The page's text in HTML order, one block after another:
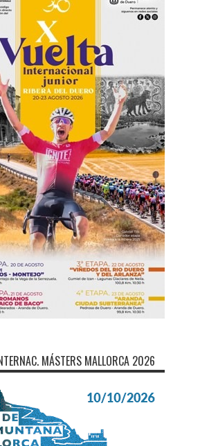
MÁSTERS MALLORCA 2026